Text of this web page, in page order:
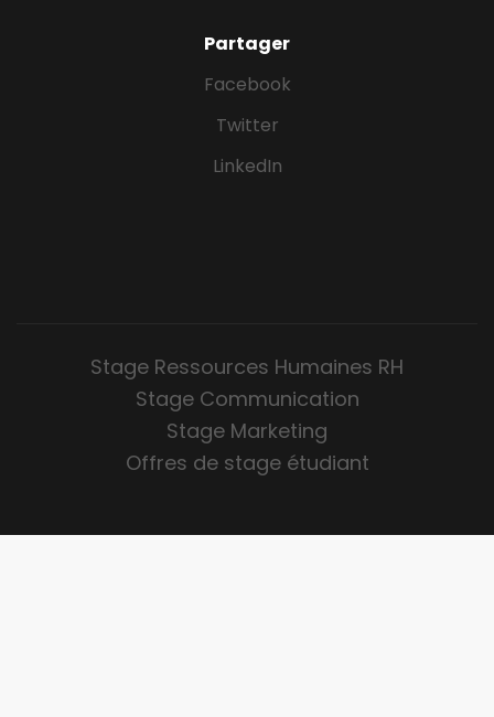
Partager
Facebook
Twitter
LinkedIn
Stage Ressources Humaines RH
Stage Communication
Stage Marketing
Offres de stage étudiant